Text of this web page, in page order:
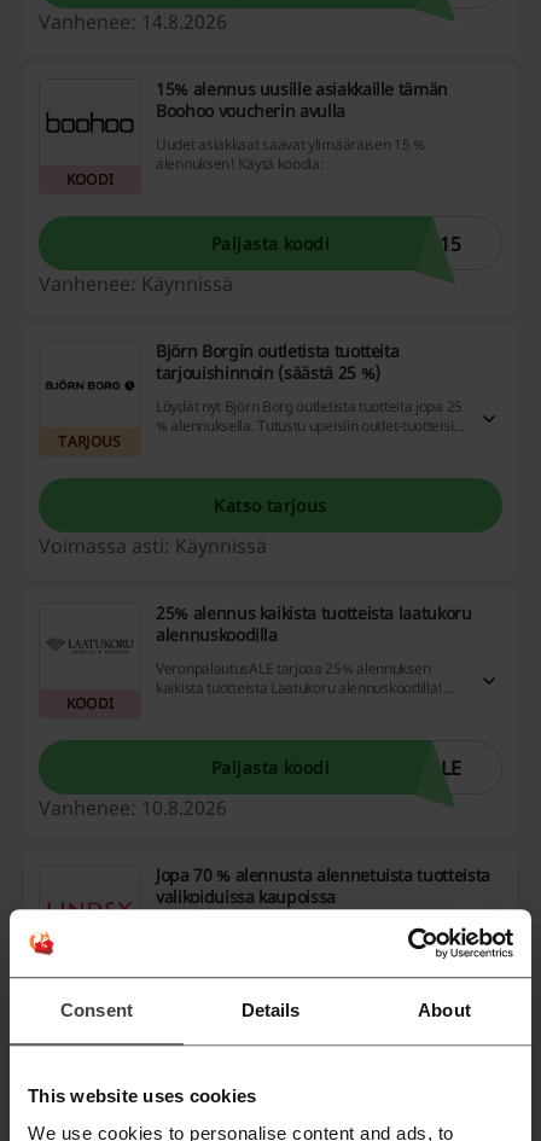
Consent Details About
This website uses cookies
We use cookies to personalise content and ads, to
Vanhenee: 14.8.2026
KOODI
15% alennus uusille asiakkaille tämän
Boohoo voucherin avulla
Uudet asiakkaat saavat ylimääräisen 15 %
alennuksen! Käytä koodia:
Paljasta koodi
W15
Vanhenee: Käynnissä
TARJOUS
Björn Borgin outletista tuotteita
tarjouishinnoin (säästä 25 %)
Löydät nyt Björn Borg outletista tuotteita jopa 25
% alennuksella. Tutustu upeisiin outlet-tuotteisiin
Katso tarjous
Voimassa asti: Käynnissä
KOODI
25% alennus kaikista tuotteista laatukoru
alennuskoodilla
VeronpalautusALE tarjoaa 25% alennuksen
kaikista tuotteista Laatukoru alennuskoodilla!
Paljasta koodi
ALE
Vanhenee: 10.8.2026
Jopa 70 % alennusta alennetuista tuotteista
valikoiduissa kaupoissa
erikoistarjouksissa. Huomioi, että alennetut